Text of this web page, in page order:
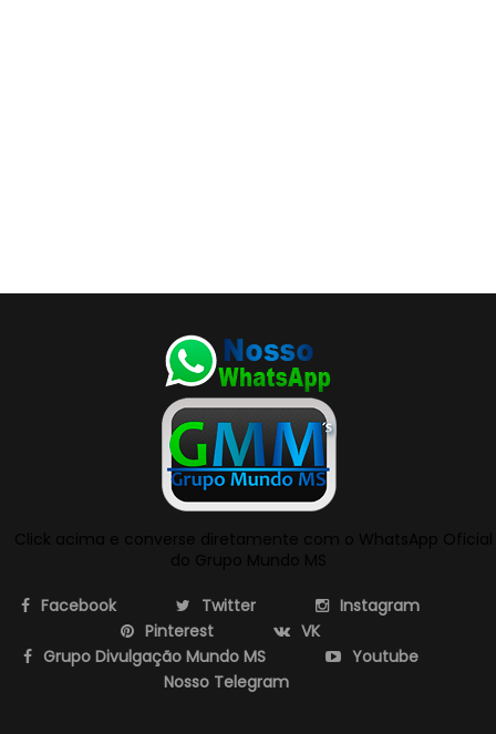
Facebook Twitter
Instagram
Pinterest
VK
Grupo Divulgação Mundo MS
Youtube
Nosso Telegram